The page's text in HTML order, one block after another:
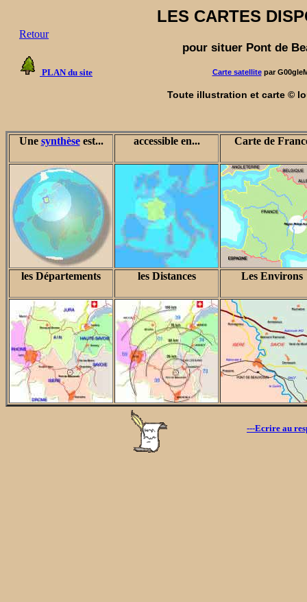
Retour
PLAN du site
LES CARTES
pour situer Pont de
Carte satellitepar
Toute illustration et carte ©
Une synthèseest... accessible en... Carte de
les Départements les Distances Les Environs
---Ecrire au